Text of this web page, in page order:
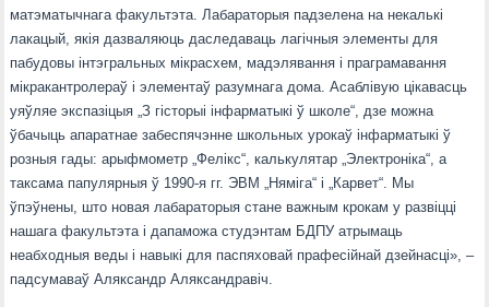
матэматычнага факультэта. Лабараторыя падзелена на некалькі
лакацый, якія дазваляюць даследаваць лагічныя элементы для
пабудовы інтэгральных мікрасхем, мадэлявання і праграмавання
мікракантролераў і элементаў разумнага дома. Асаблівую цікавасць
уяўляе экспазіцыя „З гісторыі інфарматыкі ў школе“, дзе можна
ўбачыць апаратнае забеспячэнне школьных урокаў інфарматыкі ў
розныя гады: арыфмометр „Фелікс“, калькулятар „Электроніка“, а
таксама папулярныя ў 1990-я гг. ЭВМ „Няміга“ і „Карвет“. Мы
ўпэўнены, што новая лабараторыя стане важным крокам у развіцці
нашага факультэта і дапаможа студэнтам БДПУ атрымаць
неабходныя веды і навыкі для паспяховай прафесійнай дзейнасці», –
падсумаваў Аляксандр Аляксандравіч.